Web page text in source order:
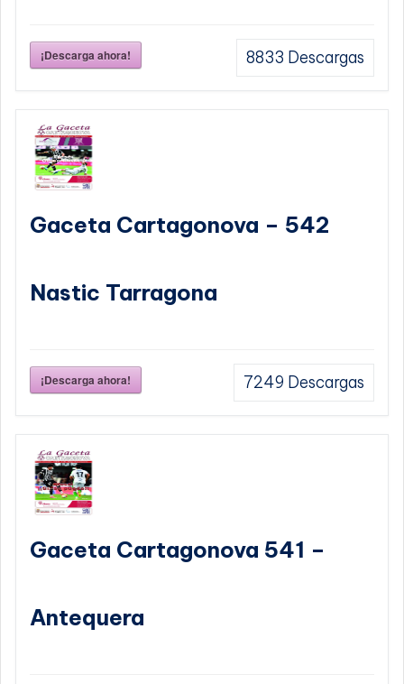
¡Descarga ahora! 8833 Descargas
Gaceta Cartagonova – 542
Nastic Tarragona
¡Descarga ahora! 7249 Descargas
Gaceta Cartagonova 541 –
Antequera